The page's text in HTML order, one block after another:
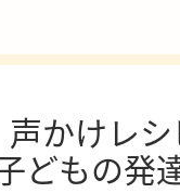
声かけレ
どもの発